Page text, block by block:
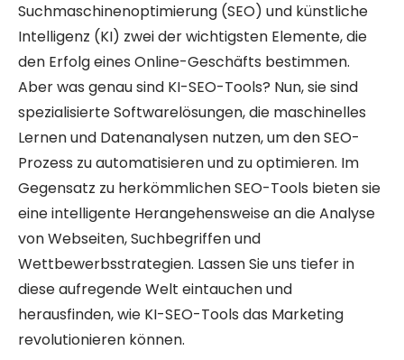
Suchmaschinenoptimierung (SEO) und künstliche
Intelligenz (KI) zwei der wichtigsten Elemente, die
den Erfolg eines Online-Geschäfts bestimmen.
Aber was genau sind KI-SEO-Tools? Nun, sie sind
spezialisierte Softwarelösungen, die maschinelles
Lernen und Datenanalysen nutzen, um den SEO-
Prozess zu automatisieren und zu optimieren. Im
Gegensatz zu herkömmlichen SEO-Tools bieten sie
eine intelligente Herangehensweise an die Analyse
von Webseiten, Suchbegriffen und
Wettbewerbsstrategien. Lassen Sie uns tiefer in
diese aufregende Welt eintauchen und
herausfinden, wie KI-SEO-Tools das Marketing
revolutionieren können.